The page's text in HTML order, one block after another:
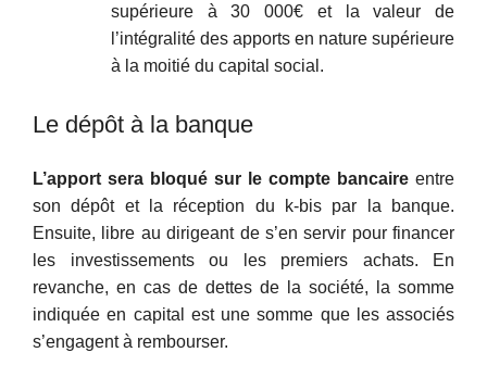
supérieure à 30 000€ et la valeur de
l’intégralité des apports en nature supérieure
à la moitié du capital social.
Le dépôt à la banque
L’apport sera bloqué sur le compte bancaire entre
son dépôt et la réception du k-bis par la banque.
Ensuite, libre au dirigeant de s’en servir pour financer
les investissements ou les premiers achats. En
revanche, en cas de dettes de la société, la somme
indiquée en capital est une somme que les associés
s’engagent à rembourser.